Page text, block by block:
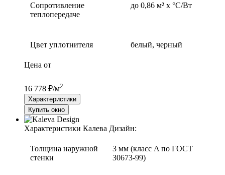
Сопротивление
теплопередаче
до 0,86 м² х °С/Вт
Цвет уплотнителя белый, черный
Цена от
16 778 ₽/м2
Характеристики
Купить окно
Характеристики Калева Дизайн:
Толщина наружной
стенки
3 мм (класс A по ГОСТ
30673-99)